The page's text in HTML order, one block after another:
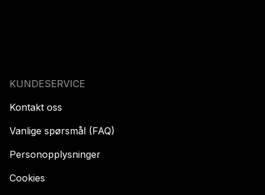
KUNDESERVICE
Kontakt oss
Vanlige spørsmål (FAQ)
Personopplysninger
Cookies